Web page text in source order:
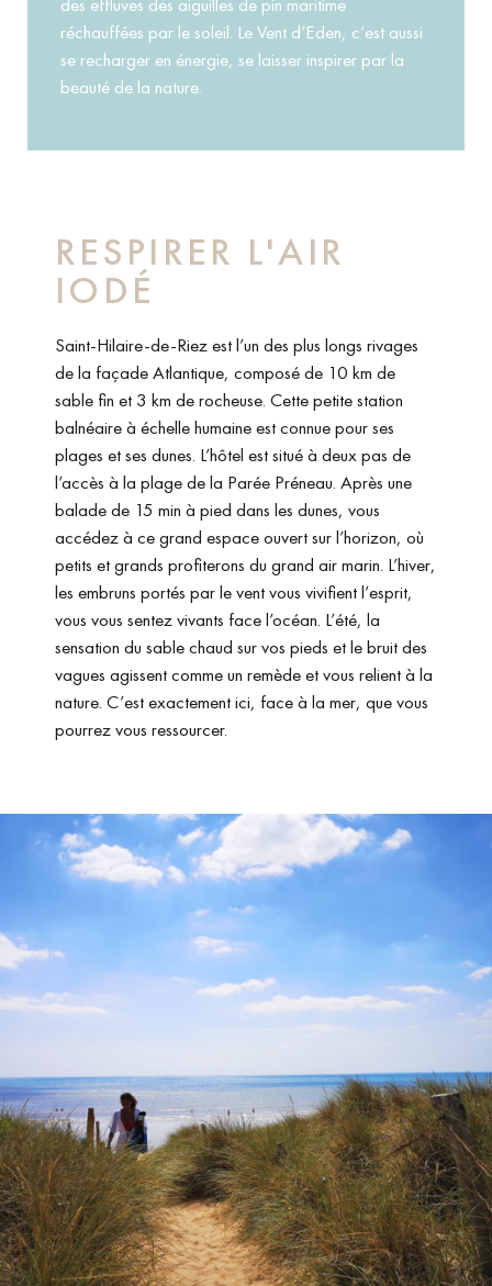
réchauffées par le soleil. Le Vent d’Eden, c’est aussi
se recharger en énergie, se laisser inspirer par la
beauté de la nature.
RESPIRER L'AIR
IODÉ
Saint-Hilaire-de-Riez est l’un des plus longs rivages
de la façade Atlantique, composé de 10 km de
sable fin et 3 km de rocheuse. Cette petite station
balnéaire à échelle humaine est connue pour ses
plages et ses dunes. L’hôtel est situé à deux pas de
l’accès à la plage de la Parée Préneau. Après une
balade de 15 min à pied dans les dunes, vous
accédez à ce grand espace ouvert sur l’horizon, où
petits et grands profiterons du grand air marin. L’hiver,
les embruns portés par le vent vous vivifient l’esprit,
vous vous sentez vivants face l’océan. L’été, la
sensation du sable chaud sur vos pieds et le bruit des
vagues agissent comme un remède et vous relient à la
nature. C’est exactement ici, face à la mer, que vous
pourrez vous ressourcer.